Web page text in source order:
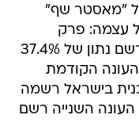
"מאסטר שף"
עצמה: פרק
הפתיחה ששודר אתמול (רביעי) רשם נתון של 37.4%
הקודמת
התכנית בישראל רשמה
העונה השנייה רשם